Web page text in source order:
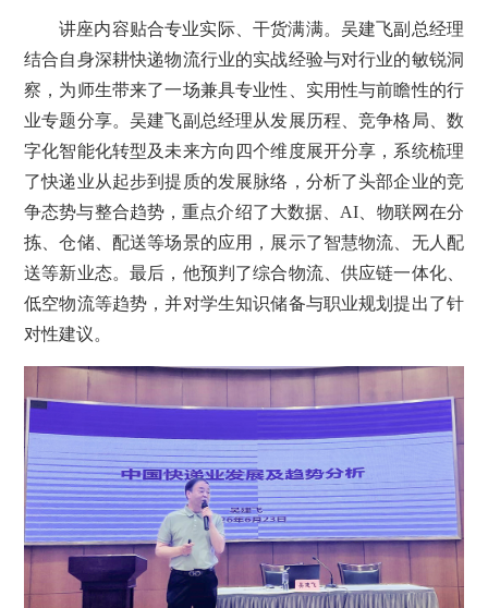
讲座内容贴合专业实际、干货满满。吴建飞副总经理
结合自身深耕快递物流行业的实战经验与对行业的敏锐洞
察，为师生带来了一场兼具专业性、实用性与前瞻性的行
业专题分享。吴建飞副总经理从发展历程、竞争格局、数
字化智能化转型及未来方向四个维度展开分享，系统梳理
了快递业从起步到提质的发展脉络，分析了头部企业的竞
争态势与整合趋势，重点介绍了大数据、AI、物联网在分
拣、仓储、配送等场景的应用，展示了智慧物流、无人配
送等新业态。最后，他预判了综合物流、供应链一体化、
低空物流等趋势，并对学生知识储备与职业规划提出了针
对性建议。